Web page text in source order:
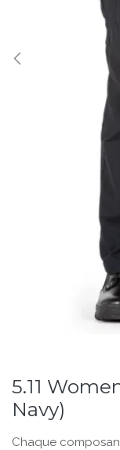
5.11
Navy)
Chaque